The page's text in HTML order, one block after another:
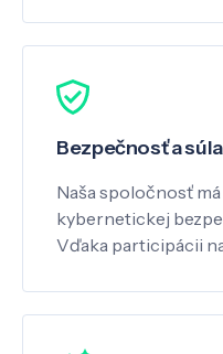
Bezpečnosť a
Naša spoločnosť
kybernetickej
Vďaka participácii